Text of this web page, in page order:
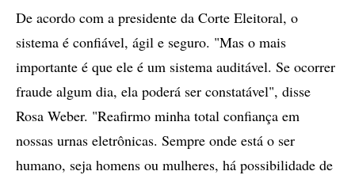
De acordo com a presidente da Corte Eleitoral, o
sistema é confiável, ágil e seguro. "Mas o mais
importante é que ele é um sistema auditável. Se ocorrer
fraude algum dia, ela poderá ser constatável", disse
Rosa Weber. "Reafirmo minha total confiança em
nossas urnas eletrônicas. Sempre onde está o ser
humano, seja homens ou mulheres, há possibilidade de